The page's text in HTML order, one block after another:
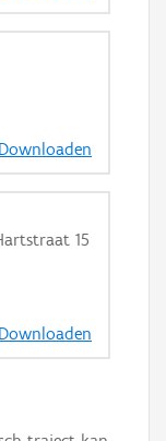
Downloaden
15
Downloaden